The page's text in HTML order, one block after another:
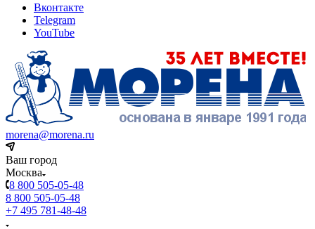
Вконтакте
Telegram
YouTube
morena@morena.ru
Ваш город
Москва
8 800 505-05-48
8 800 505-05-48
+7 495 781-48-48